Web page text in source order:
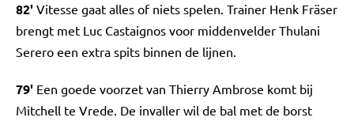
82' Vitesse gaat alles of niets spelen. Trainer Henk Fräser
brengt met Luc Castaignos voor middenvelder Thulani
Serero een extra spits binnen de lijnen.
79' Een goede voorzet van Thierry Ambrose komt bij
Mitchell te Vrede. De invaller wil de bal met de borst